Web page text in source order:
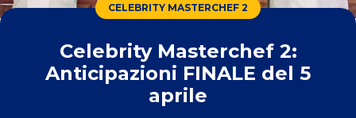
CELEBRITY MASTERCHEF 2
Celebrity Masterchef 2:
Anticipazioni FINALE del 5
aprile